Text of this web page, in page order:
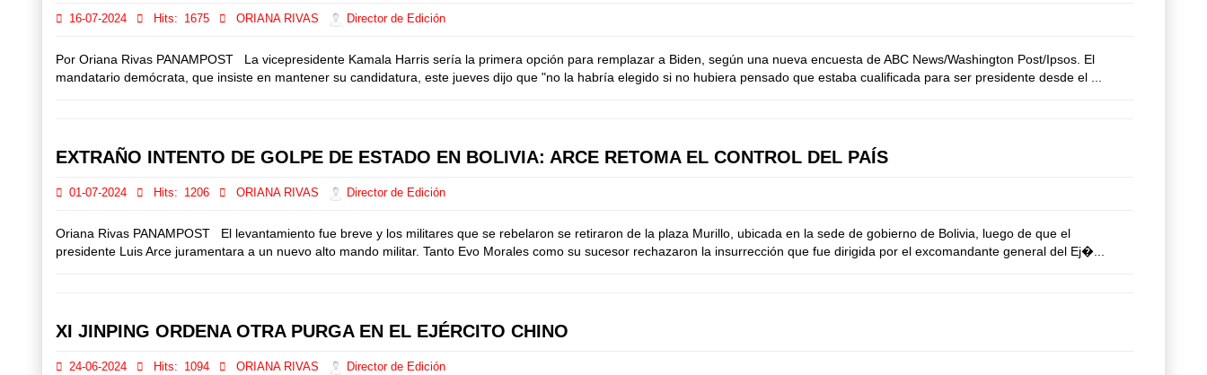
16-07-2024 Hits: 1675 ORIANA RIVAS Director de Edición
Por Oriana Rivas PANAMPOST La vicepresidente Kamala Harris sería la primera opción para remplazar a Biden, según una nueva encuesta de ABC News/Washington Post/Ipsos. El
mandatario demócrata, que insiste en mantener su candidatura, este jueves dijo que "no la habría elegido si no hubiera pensado que estaba cualificada para ser presidente desde el ...
EXTRAÑO INTENTO DE GOLPE DE ESTADO EN BOLIVIA: ARCE RETOMA EL CONTROL DEL PAÍS
01-07-2024 Hits: 1206 ORIANA RIVAS Director de Edición
Oriana Rivas PANAMPOST El levantamiento fue breve y los militares que se rebelaron se retiraron de la plaza Murillo, ubicada en la sede de gobierno de Bolivia, luego de que el
presidente Luis Arce juramentara a un nuevo alto mando militar. Tanto Evo Morales como su sucesor rechazaron la insurrección que fue dirigida por el excomandante general del Ej�...
XI JINPING ORDENA OTRA PURGA EN EL EJÉRCITO CHINO
24-06-2024 Hits: 1094 ORIANA RIVAS Director de Edición